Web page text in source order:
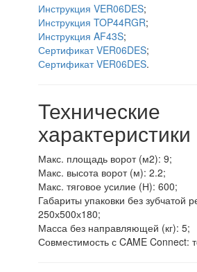
Инструкция VER06DES;
Инструкция TOP44RGR;
Инструкция AF43S;
Сертификат VER06DES;
Сертификат VER06DES.
Технические
характеристики
Макс. площадь ворот (м2): 9;
Макс. высота ворот (м): 2.2;
Макс. тяговое усилие (Н): 600;
Габариты упаковки без зубчатой
250х500х180;
Масса без направляющей (кг): 5;
Совместимость с CAME Connect: